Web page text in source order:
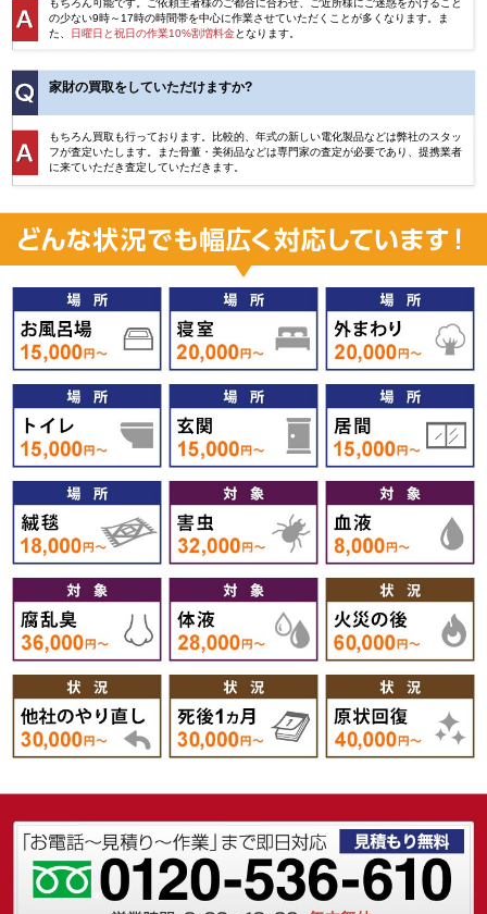
の少ない9時～17時の時間帯を中心に作業させていただくことが多くなります。ま
た、
日曜日と祝日の作業10%割増料金となります。
家財の買取をしていただけますか?
もちろん買取も行っております。比較的、年式の新しい電化製品などは弊社のスタッ
フが査定いたします。また骨董・美術品などは専門家の査定が必要であり、提携業者
に来ていただき査定していただきます。